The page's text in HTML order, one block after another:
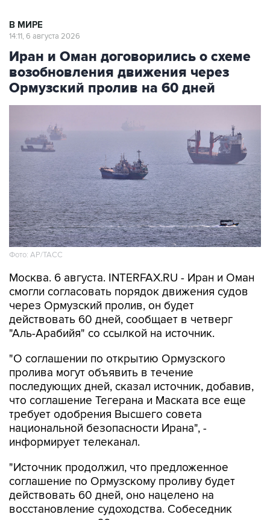
В МИРЕ
14:11, 6 августа 2026
Иран и Оман договорились о схеме
возобновления движения через
Ормузский пролив на 60 дней
Фото: AP/ТАСС
Москва. 6 августа. INTERFAX.RU - Иран и Оман
смогли согласовать порядок движения судов
через Ормузский пролив, он будет
действовать 60 дней, сообщает в четверг
"Аль-Арабийя" со ссылкой на источник.
"О соглашении по открытию Ормузского
пролива могут объявить в течение
последующих дней, сказал источник, добавив,
что соглашение Тегерана и Маската все еще
требует одобрения Высшего совета
национальной безопасности Ирана", -
информирует телеканал.
"Источник продолжил, что предложенное
соглашение по Ормузскому проливу будет
действовать 60 дней, оно нацелено на
восстановление судоходства. Собеседник